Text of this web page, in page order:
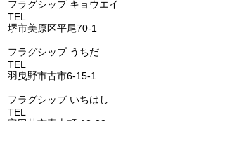
フラグシップ キョウエイ
TEL
堺市美原区平尾70-1
​フラグシップ うちだ
TEL
羽曳野市古市6-15-1
​フラグシップ いちはし
TEL
富田林市喜志町-12-33